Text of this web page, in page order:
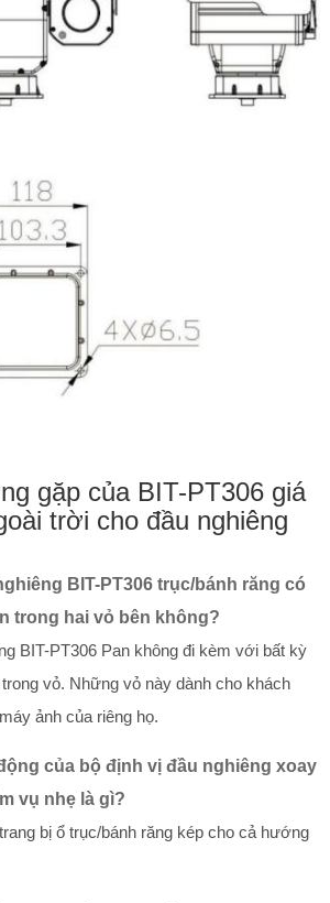
gặp của BIT-PT306 giá
trời cho đầu nghiêng
BIT-PT306 trục/bánh răng có
trong hai vỏ bên không?
BIT-PT306 Pan không đi kèm với bất kỳ
vỏ. Những vỏ này dành cho khách
ảnh của riêng họ.
của bộ định vị đầu nghiêng xoay
vụ nhẹ là gì?
bị ổ trục/bánh răng kép cho cả hướng